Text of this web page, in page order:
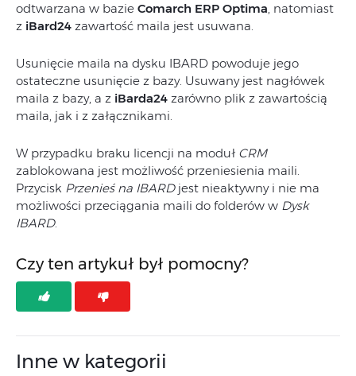
odtwarzana w bazie Comarch ERP Optima, natomiast
z iBard24 zawartość maila jest usuwana.
Usunięcie maila na dysku IBARD powoduje jego
ostateczne usunięcie z bazy. Usuwany jest nagłówek
maila z bazy, a z iBarda24 zarówno plik z zawartością
maila, jak i z załącznikami.
W przypadku braku licencji na moduł CRM
zablokowana jest możliwość przeniesienia maili.
Przycisk Przenieś na IBARDjest nieaktywny i nie ma
możliwości przeciągania maili do folderów w Dysk
IBARD.
Czy ten artykuł był pomocny?
Inne w kategorii